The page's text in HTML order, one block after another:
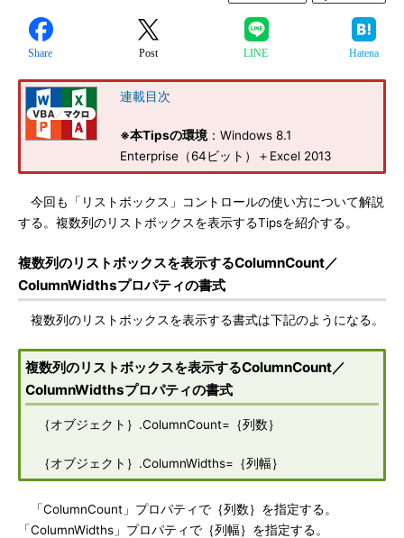
Share Post LINE Hatena
連載目次
※本Tipsの環境：Windows 8.1
Enterprise（64ビット）＋Excel 2013
今回も「リストボックス」コントロールの使い方について解説
する。複数列のリストボックスを表示するTipsを紹介する。
複数列のリストボックスを表示するColumnCount／
ColumnWidthsプロパティの書式
複数列のリストボックスを表示する書式は下記のようになる。
複数列のリストボックスを表示するColumnCount／
ColumnWidthsプロパティの書式
｛オブジェクト｝.ColumnCount=｛列数｝
｛オブジェクト｝.ColumnWidths=｛列幅｝
「ColumnCount」プロパティで｛列数｝を指定する。
「ColumnWidths」プロパティで｛列幅｝を指定する。